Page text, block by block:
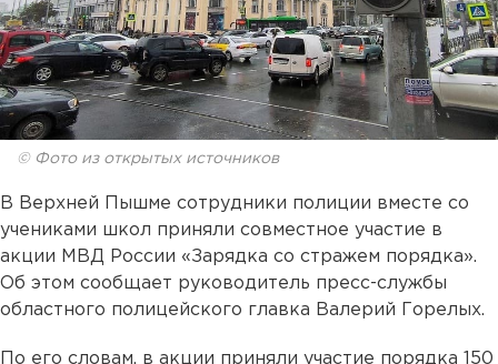
© Фото из открытых источников
В Верхней Пышме сотрудники полиции вместе со
учениками школ приняли совместное участие в
акции МВД России «Зарядка со стражем порядка».
Об этом сообщает руководитель пресс-службы
областного полицейского главка Валерий Горелых.
По его словам, в акции приняли участие порядка 150